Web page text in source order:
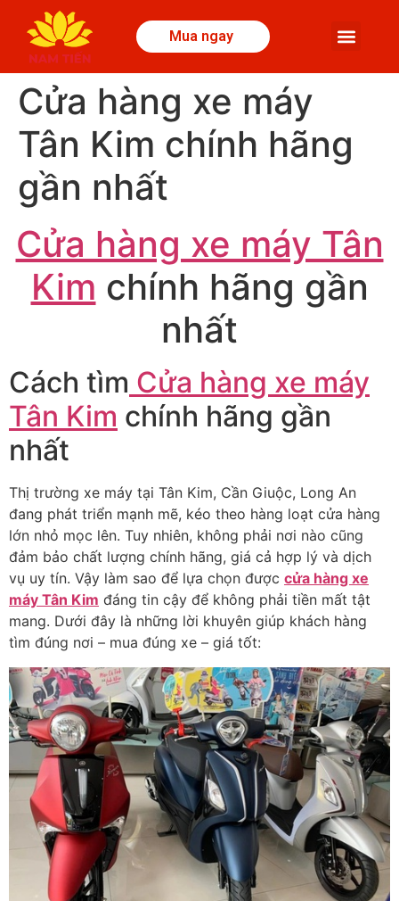
Mua ngay
Cửa hàng xe máy
Tân Kim chính hãng
gần nhất
Cửa hàng xe máy Tân
Kim chính hãng gần
nhất
Cách tìm Cửa hàng xe máy
Tân Kim chính hãng gần
nhất
Thị trường xe máy tại Tân Kim, Cần Giuộc, Long An
đang phát triển mạnh mẽ, kéo theo hàng loạt cửa hàng
lớn nhỏ mọc lên. Tuy nhiên, không phải nơi nào cũng
đảm bảo chất lượng chính hãng, giá cả hợp lý và dịch
vụ uy tín. Vậy làm sao để lựa chọn được cửa hàng xe
máy Tân Kim đáng tin cậy để không phải tiền mất tật
mang. Dưới đây là những lời khuyên giúp khách hàng
tìm đúng nơi – mua đúng xe – giá tốt: